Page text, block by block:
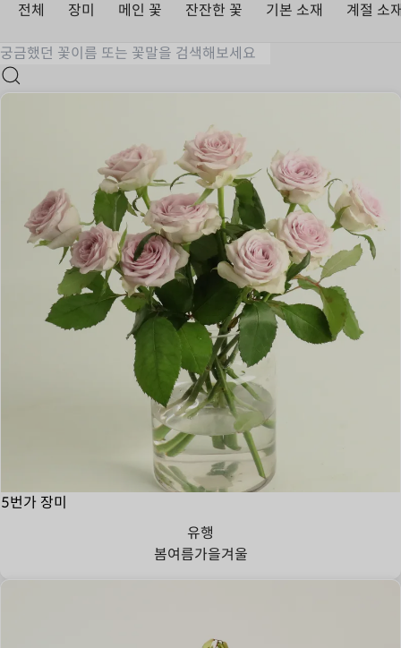
전체 장미 메인 꽃 잔잔한 꽃 기본 소재 계절 소
5번가 장미
유행
봄여름가을겨울